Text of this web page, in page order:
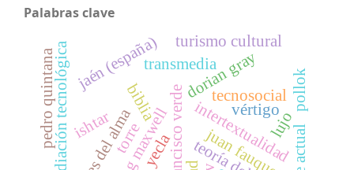
Palabras clave
francisco verde
dorian gray
intertextualidad
ishtar
biblia
transmedia
tecnosocial
mediación tecnológica
pedro quintana vértigo
juan fauquet
jaén (españa) pollok
turismo cultural
yecla
lujo
torre